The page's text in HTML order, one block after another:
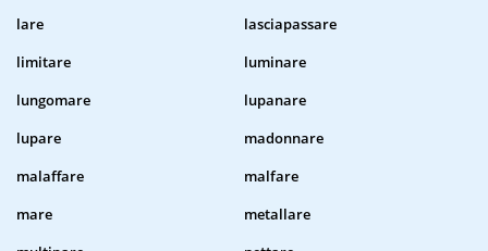
lare
lasciapassare
limitare
luminare
lungomare
lupanare
lupare
madonnare
malaffare
malfare
mare
metallare